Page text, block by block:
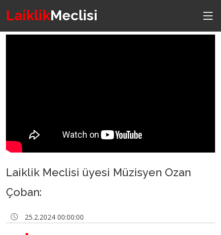
LaiklikMeclisi
Laiklik Meclisi üyesi Müzisyen Ozan
Çoban:
25.2.2024 00:00:00